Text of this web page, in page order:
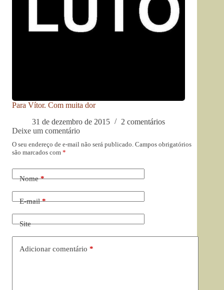
Para Vítor. Com muita dor
31 de dezembro de 2015
2 comentários
Deixe um comentário
O seu endereço de e-mail não será publicado. Campos obrigatórios
são marcados com *
Nome*
E-mail*
Site
Adicionar comentário *